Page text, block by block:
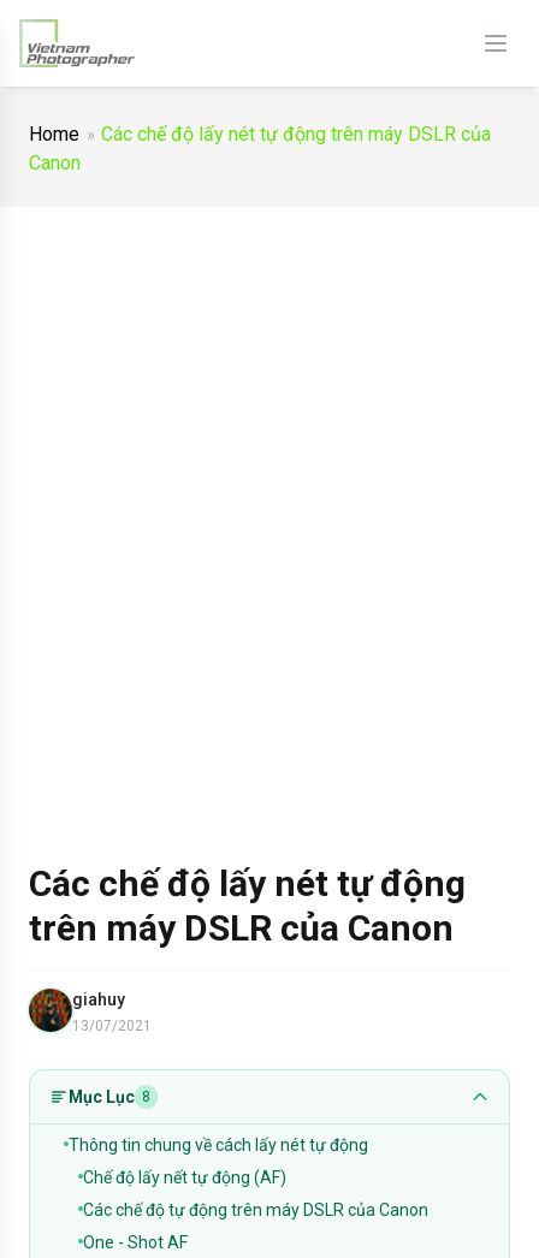
Home
Các chế độ lấy nét tự động trên máy DSLR của
Canon
Các chế độ lấy nét tự động
trên máy DSLR của Canon
giahuy
13/07/2021
Mục Lục 8
Thông tin chung về cách lấy nét tự động
Chế độ lấy nết tự động (AF)
Các chế độ tự động trên máy DSLR của Canon
One - Shot AF